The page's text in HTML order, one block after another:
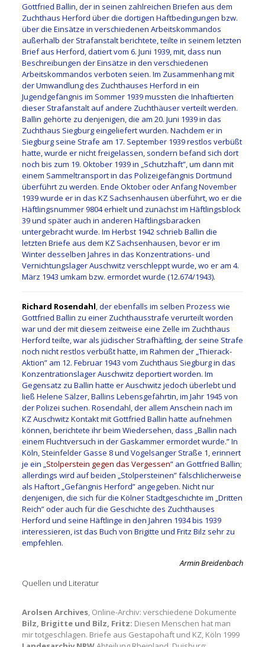
Gottfried Ballin, der in seinen zahlreichen Briefen aus dem
Zuchthaus Herford über die dortigen Haftbedingungen bzw.
über die Einsätze in verschiedenen Arbeitskommandos
außerhalb der Strafanstalt berichtete, teilte in seinem letzten
Brief aus Herford, datiert vom 6. Juni 1939, mit, dass nun
Beschreibungen der Einsätze in den verschiedenen
Arbeitskommandos verboten seien. Im Zusammenhang mit
der Umwandlung des Zuchthauses Herford in ein
Jugendgefängnis im Sommer 1939 mussten die Inhaftierten
dieser Strafanstalt auf andere Zuchthäuser verteilt werden.
Ballin gehörte zu denjenigen, die am 20. Juni 1939 in das
Zuchthaus Siegburg eingeliefert wurden. Nachdem er in
Siegburg seine Strafe am 17. September 1939 restlos verbüßt
hatte, wurde er nicht freigelassen, sondern befand sich dort
noch bis zum 19. Oktober 1939 in „Schutzhaft”, um dann mit
einem Sammeltransport in das Polizeigefängnis Dortmund
überführt zu werden. Ende Oktober oder Anfang November
1939 wurde er in das KZ Sachsenhausen überführt, wo er die
Häftlingsnummer 9804 erhielt und zunächst im Häftlingsblock
39 und später auch in anderen Häftlingsbaracken
untergebracht wurde. Im Herbst 1942 schrieb Ballin die
letzten Briefe aus dem KZ Sachsenhausen, bevor er im
Winter desselben Jahres in das Konzentrations- und
Vernichtungslager Auschwitz verschleppt wurde, wo er am 4.
März 1943 umkam bzw. ermordet wurde (12.674/1943).
Richard Rosendahl, der ebenfalls im selben Prozess wie
Gottfried Ballin zu einer Zuchthausstrafe verurteilt worden
war und der mit diesem zeitweise eine Zelle im Zuchthaus
Herford teilte, war als jüdischer Strafhäftling, der seine Strafe
noch nicht restlos verbüßt hatte, im Rahmen der „Thierack-
Aktion” am 12. Februar 1943 vom Zuchthaus Siegburg in das
Konzentrationslager Auschwitz deportiert worden. Im
Gegensatz zu Ballin hatte er Auschwitz jedoch überlebt und
ließ Helene Sälzer, Ballins Lebensgefährtin, im Jahr 1945 von
der Polizei suchen. Rosendahl, der allem Anschein nach im
KZ Auschwitz Kontakt mit Gottfried Ballin hatte aufnehmen
können, berichtete ihr beim Wiedersehen, dass „Ballin nach
einem Fluchtversuch in der Gaskammer ermordet wurde.” In
Köln, Steinfelder Gasse 8 und Vogelsanger Straße 1, erinnert
je ein „Stolperstein gegen das Vergessen” an Gottfried Ballin;
allerdings wird auf beiden „Stolpersteinen” fälschlicherweise
als Haftort „Gefängnis Herford” angegeben. Nicht nur
denjenigen, die sich für die Kölner Stadtgeschichte im „Dritten
Reich” oder auch für die Geschichte des Zuchthauses
Herford und seine Häftlinge in den Jahren 1934 bis 1939
interessieren, ist das Buch von Brigitte und Fritz Bilz sehr zu
empfehlen.
Armin Breidenbach
Quellen und Literatur
Arolsen Archives, Online-Archiv: verschiedene Dokumente
Bilz, Brigitte und Bilz, Fritz: Diesen Menschen hat man
mir totgeschlagen. Briefe aus Gestapohaft und KZ, Köln 1999